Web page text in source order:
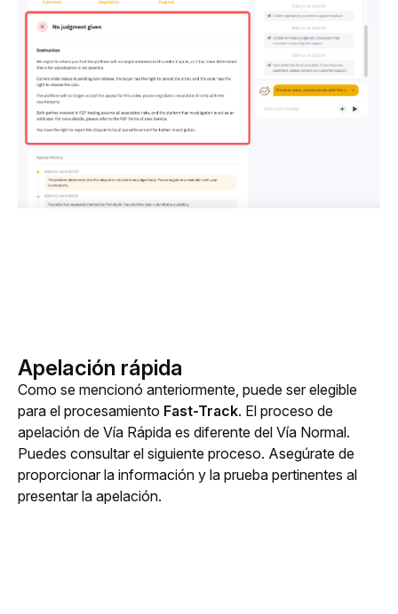
Apelación rápida
Como se mencionó anteriormente, puede ser elegible
para el procesamiento Fast-Track. El proceso de
apelación de Vía Rápida es diferente del Vía Normal.
Puedes consultar el siguiente proceso. Asegúrate de
proporcionar la información y la prueba pertinentes al
presentar la apelación.